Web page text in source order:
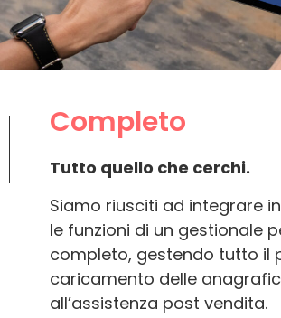
Completo
Tutto quello che cerchi.
Siamo riusciti ad integrare
le funzioni di un gestionale
completo, gestendo tutto il
caricamento delle
all’assistenza post vendita.